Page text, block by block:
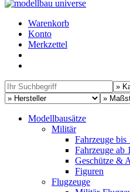
Warenkorb
Konto
Merkzettel
Modellbausätze
Militär
Fahrzeuge bis
Fahrzeuge ab
Geschütze &
Figuren
Flugzeuge